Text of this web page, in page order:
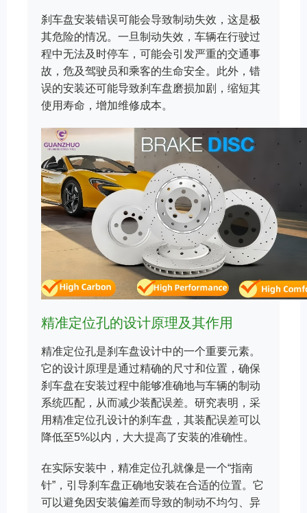
刹车盘安装错误可能会导致制动失效，这是极
其危险的情况。一旦制动失效，车辆在行驶过
程中无法及时停车，可能会引发严重的交通事
故，危及驾驶员和乘客的生命安全。此外，错
误的安装还可能导致刹车盘磨损加剧，缩短其
使用寿命，增加维修成本。
精准定位孔的设计原理及其作用
精准定位孔是刹车盘设计中的一个重要元素。
它的设计原理是通过精确的尺寸和位置，确保
刹车盘在安装过程中能够准确地与车辆的制动
系统匹配，从而减少装配误差。研究表明，采
用精准定位孔设计的刹车盘，其装配误差可以
降低至5%以内，大大提高了安装的准确性。
在实际安装中，精准定位孔就像是一个“指南
针”，引导刹车盘正确地安装在合适的位置。它
可以避免因安装偏差而导致的制动不均匀、异